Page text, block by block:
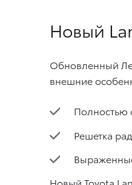
Новый
Обновленный
внешние
Полностью
Решетка